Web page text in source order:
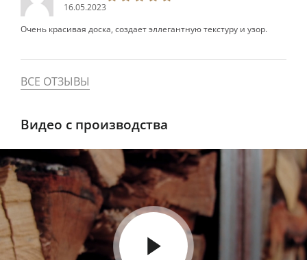
16.05.2023
Очень красивая доска, создает эллегантную текстуру и узор.
ВСЕ ОТЗЫВЫ
Видео с производства